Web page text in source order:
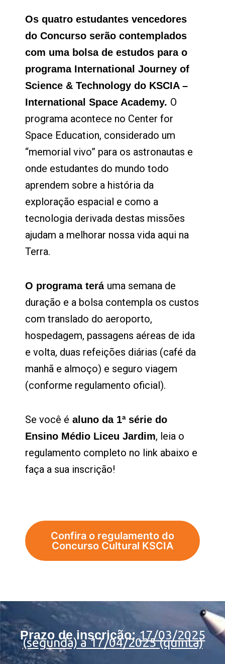
Os quatro estudantes vencedores
do Concurso serão contemplados
com uma bolsa de estudos para o
programa International Journey of
Science & Technology do KSCIA –
International Space Academy. O
programa acontece no Center for
Space Education, considerado um
“memorial vivo” para os astronautas e
onde estudantes do mundo todo
aprendem sobre a história da
exploração espacial e como a
tecnologia derivada destas missões
ajudam a melhorar nossa vida aqui na
Terra.
O programa terá uma semana de
duração e a bolsa contempla os custos
com translado do aeroporto,
hospedagem, passagens aéreas de ida
e volta, duas refeições diárias (café da
manhã e almoço) e seguro viagem
(conforme regulamento oficial).
Se você é aluno da 1ª série do
Ensino Médio Liceu Jardim, leia o
regulamento completo no link abaixo e
faça a sua inscrição!
Confira o regulamento do
Concurso Cultural KSCIA
Prazo de inscrição:17/03/2025
(segunda) a 17/04/2025 (quinta)